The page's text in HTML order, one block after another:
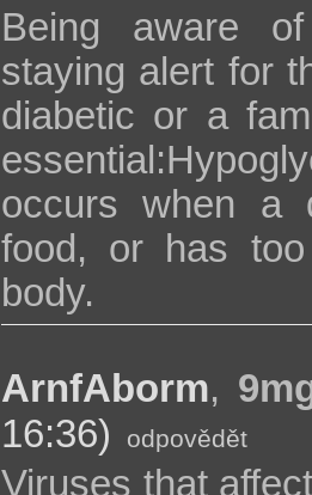
Being aware
staying alert for
diabetic or a
occurs when a
food, or has
body.
ArnfAborm,
16:36)
odpovědět
Viruses that